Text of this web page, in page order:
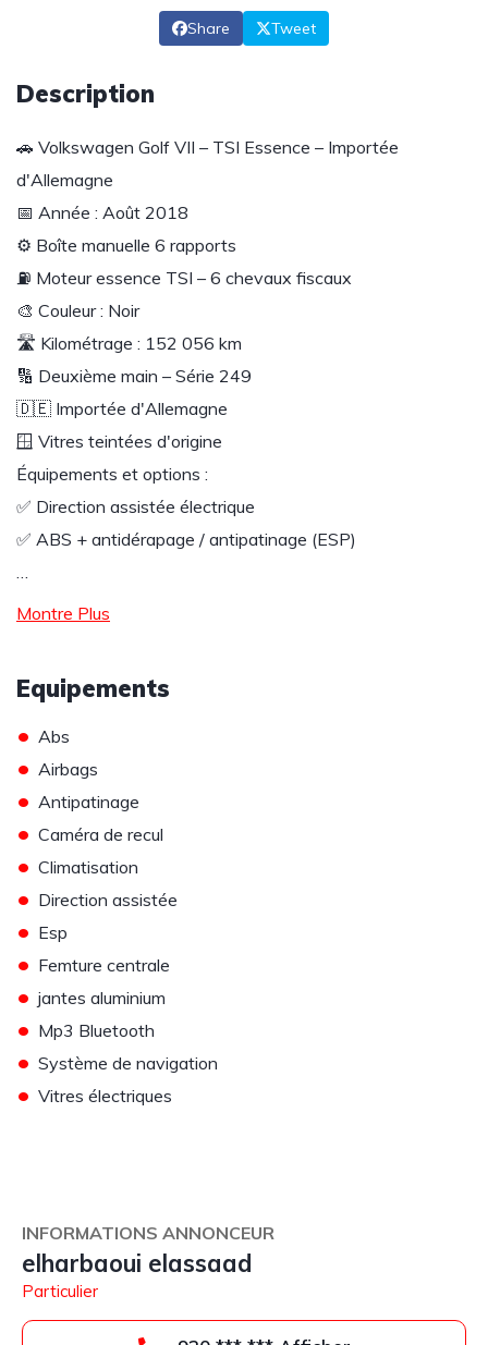
Share Tweet
Description
🚗 Volkswagen Golf VII – TSI Essence – Importée
d'Allemagne
📅 Année : Août 2018
⚙️ Boîte manuelle 6 rapports
⛽ Moteur essence TSI – 6 chevaux fiscaux
🎨 Couleur : Noir
🛣️ Kilométrage : 152 056 km
🔢 Deuxième main – Série 249
🇩🇪 Importée d'Allemagne
🪟 Vitres teintées d'origine
Équipements et options :
✅ Direction assistée électrique
✅ ABS + antidérapage / antipatinage (ESP)
…
Montre Plus
Equipements
• Abs
• Airbags
• Antipatinage
• Caméra de recul
• Climatisation
• Direction assistée
• Esp
• Femture centrale
• jantes aluminium
• Mp3 Bluetooth
• Système de navigation
• Vitres électriques
INFORMATIONS ANNONCEUR
elharbaoui elassaad
Particulier